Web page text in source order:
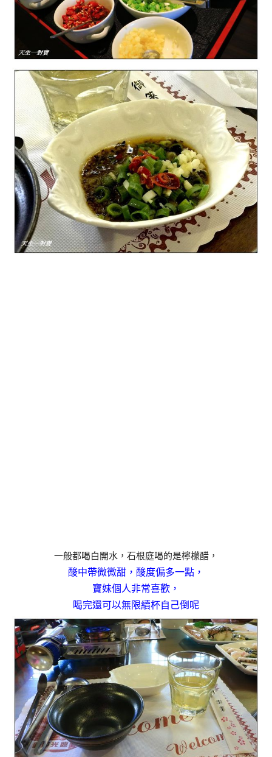
一般都喝白開水，石根庭喝的是檸檬醋，
酸中帶微微甜，酸度偏多一點，
寶妹個人非常喜歡，
喝完還可以無限續杯自己倒呢